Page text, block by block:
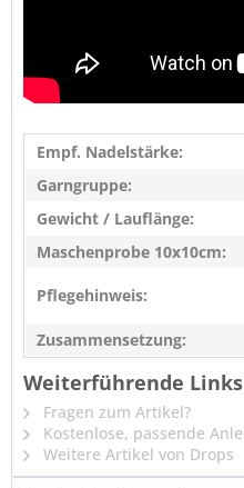
Empf. Nadelstärke:
Garngruppe:
Gewicht / Lauflänge:
Maschenprobe 10x10cm:
Pflegehinweis:
Zusammensetzung:
Weiterführende Links
Fragen zum Artikel?
Kostenlose, passende
Weitere Artikel von Drops